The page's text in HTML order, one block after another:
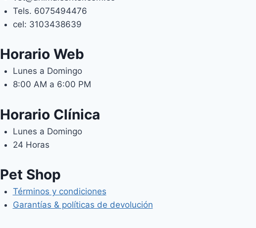
Tels. 6075494476
cel: 3103438639
Horario Web
Lunes a Domingo
8:00 AM a 6:00 PM
Horario Clínica
Lunes a Domingo
24 Horas
Pet Shop
Términos y condiciones
Garantías & políticas de devolución